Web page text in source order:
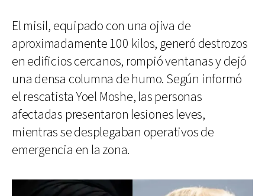
El misil, equipado con una ojiva de
aproximadamente 100 kilos, generó destrozos
en edificios cercanos, rompió ventanas y dejó
una densa columna de humo. Según informó
el rescatista Yoel Moshe, las personas
afectadas presentaron lesiones leves,
mientras se desplegaban operativos de
emergencia en la zona.